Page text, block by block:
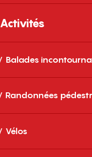
Activités
Balades
Randonnées
Vélos